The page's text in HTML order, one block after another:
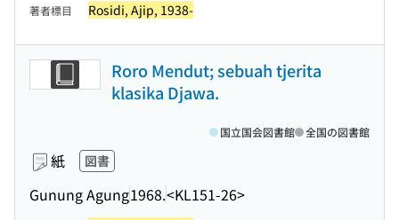
著者標目 Rosidi, Ajip, 1938-
Roro Mendut; sebuah tjerita
klasika Djawa.
紙 図書
Gunung Agung1968.<KL151-26>
国立国会図書館 全国の図書館